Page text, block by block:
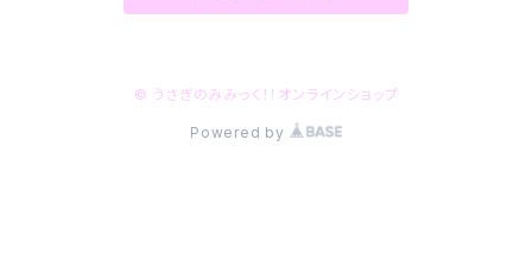
© うさぎのみみっく！！オンラインショップ
Powered by